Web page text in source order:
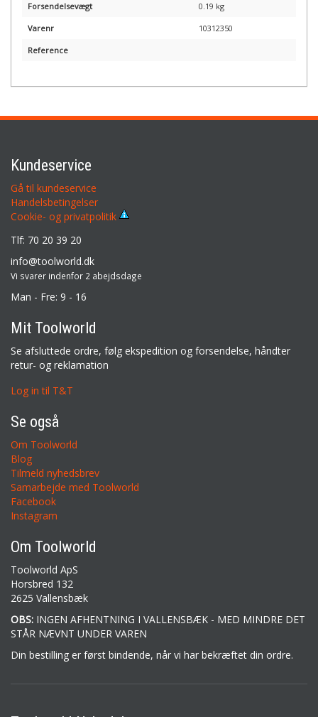
Forsendelsevægt 0.19 kg
Varenr 10312350
Reference
Kundeservice
Gå til kundeservice
Handelsbetingelser
Cookie- og privatpolitik
Tlf: 70 20 39 20
info@toolworld.dk
Vi svarer indenfor 2 abejdsdage
Man - Fre: 9 - 16
Mit Toolworld
Se afsluttede ordre, følg ekspedition og forsendelse, håndter
retur- og reklamation
Log in til T&T
Se også
Om Toolworld
Blog
Tilmeld nyhedsbrev
Samarbejde med Toolworld
Facebook
Instagram
Om Toolworld
Toolworld ApS
Horsbred 132
2625 Vallensbæk
OBS: INGEN AFHENTNING I VALLENSBÆK - MED MINDRE DET
STÅR NÆVNT UNDER VAREN
Din bestilling er først bindende, når vi har bekræftet din ordre.